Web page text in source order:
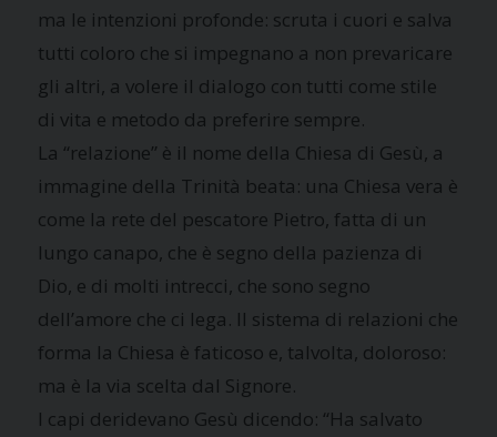
ma le intenzioni profonde: scruta i cuori e salva
tutti coloro che si impegnano a non prevaricare
gli altri, a volere il dialogo con tutti come stile
di vita e metodo da preferire sempre.
La “relazione” è il nome della Chiesa di Gesù, a
immagine della Trinità beata: una Chiesa vera è
come la rete del pescatore Pietro, fatta di un
lungo canapo, che è segno della pazienza di
Dio, e di molti intrecci, che sono segno
dell’amore che ci lega. Il sistema di relazioni che
forma la Chiesa è faticoso e, talvolta, doloroso:
ma è la via scelta dal Signore.
I capi deridevano Gesù dicendo: “Ha salvato